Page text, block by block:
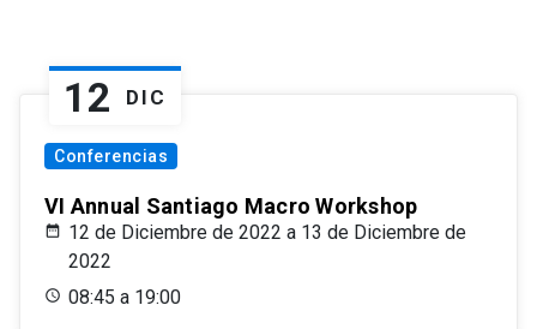
12 DIC
Conferencias
VI Annual Santiago Macro Workshop
12 de Diciembre de 2022 a 13 de Diciembre de
2022
08:45 a 19:00